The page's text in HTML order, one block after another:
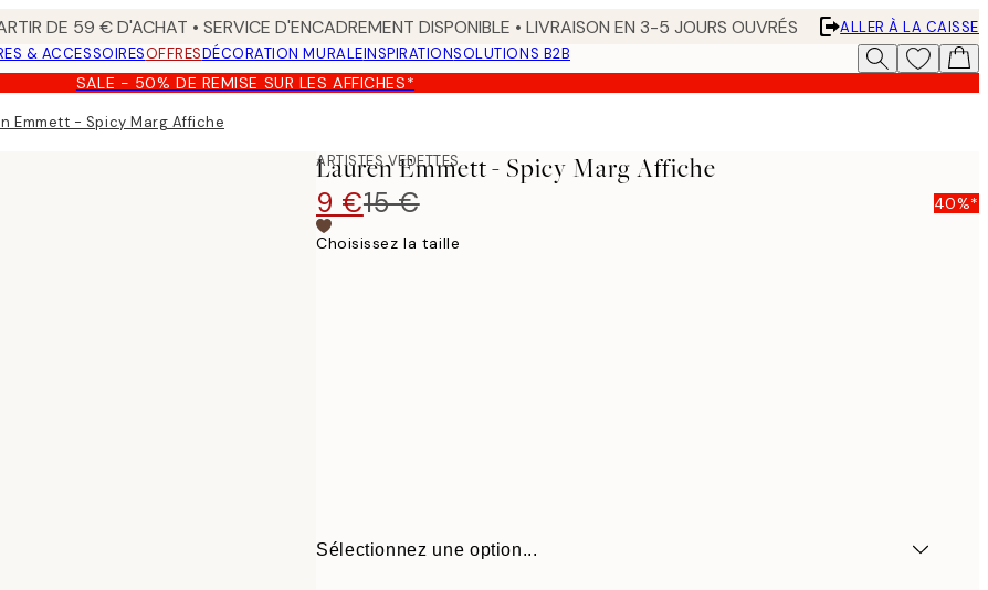
DE 59 € D'ACHAT • SERVICE D'ENCADREMENT DISPONIBLE • LIVRAISON EN 3-5 JOURS OUVRÉS
ALLER À LA CAISSE
& ACCESSOIRESOFFRESDÉCORATION MURALEINSPIRATIONSOLUTIONS B2B
SALE - 50% DE REMISE SUR LES AFFICHES*
Emmett - Spicy Marg Affiche
ARTISTES VEDETTES
Lauren Emmett - Spicy Marg Affiche
9 €15 € 40%*
Choisissez la taille
Sélectionnez une option...